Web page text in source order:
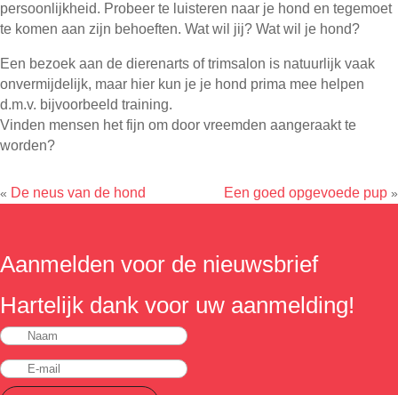
persoonlijkheid. Probeer te luisteren naar je hond en tegemoet
te komen aan zijn behoeften. Wat wil jij? Wat wil je hond?
Een bezoek aan de dierenarts of trimsalon is natuurlijk vaak
onvermijdelijk, maar hier kun je je hond prima mee helpen
d.m.v. bijvoorbeeld training.
Vinden mensen het fijn om door vreemden aangeraakt te
worden?
« De neus van de hond Een goed opgevoede pup »
Aanmelden voor de nieuwsbrief
Hartelijk dank voor uw aanmelding!